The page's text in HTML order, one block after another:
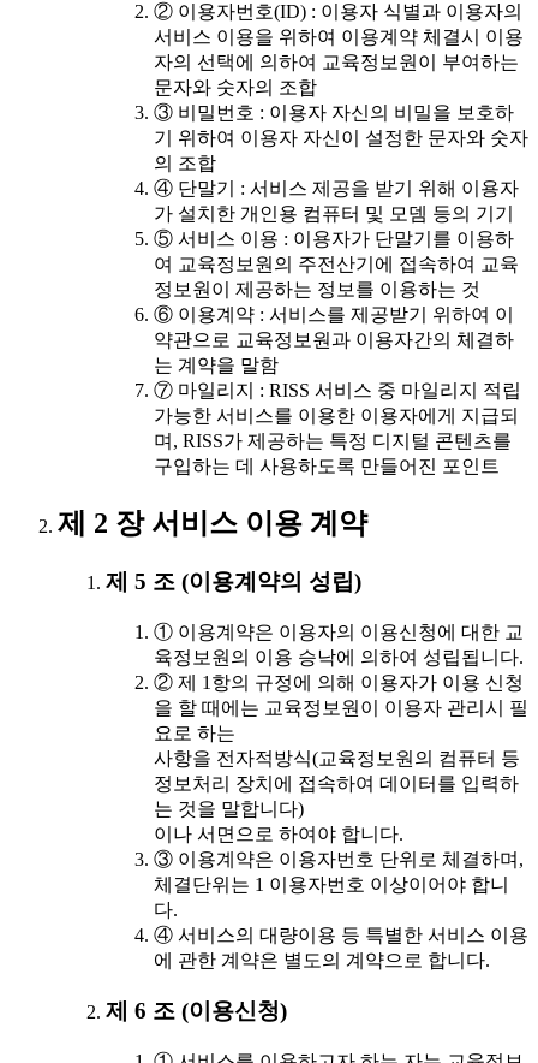
② 이용자번호(ID) : 이용자 식별과 이용자의
서비스 이용을 위하여 이용계약 체결시 이용
자의 선택에 의하여 교육정보원이 부여하는
문자와 숫자의 조합
③ 비밀번호 : 이용자 자신의 비밀을 보호하
기 위하여 이용자 자신이 설정한 문자와 숫자
의 조합
④ 단말기 : 서비스 제공을 받기 위해 이용자
가 설치한 개인용 컴퓨터 및 모뎀 등의 기기
⑤ 서비스 이용 : 이용자가 단말기를 이용하
여 교육정보원의 주전산기에 접속하여 교육
정보원이 제공하는 정보를 이용하는 것
⑥ 이용계약 : 서비스를 제공받기 위하여 이
약관으로 교육정보원과 이용자간의 체결하
는 계약을 말함
⑦ 마일리지 : RISS 서비스 중 마일리지 적립
가능한 서비스를 이용한 이용자에게 지급되
며, RISS가 제공하는 특정 디지털 콘텐츠를
구입하는 데 사용하도록 만들어진 포인트
제 2 장 서비스 이용 계약
제 5 조 (이용계약의 성립)
① 이용계약은 이용자의 이용신청에 대한 교
육정보원의 이용 승낙에 의하여 성립됩니다.
② 제 1항의 규정에 의해 이용자가 이용 신청
을 할 때에는 교육정보원이 이용자 관리시 필
요로 하는
사항을 전자적방식(교육정보원의 컴퓨터 등
정보처리 장치에 접속하여 데이터를 입력하
는 것을 말합니다)
이나 서면으로 하여야 합니다.
③ 이용계약은 이용자번호 단위로 체결하며,
체결단위는 1 이용자번호 이상이어야 합니
다.
④ 서비스의 대량이용 등 특별한 서비스 이용
에 관한 계약은 별도의 계약으로 합니다.
제 6 조 (이용신청)